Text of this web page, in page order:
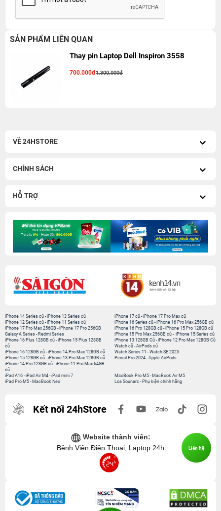
SẢN PHẨM LIÊN QUAN
Thay pin Laptop Dell Inspiron 3558
700.000đ1.300.000đ
VỀ 24HSTORE
CHÍNH SÁCH
HỖ TRỢ
iPhone 14 Series cũ -iPhone 13 Series cũ
iPhone 12 Series cũ -iPhone 11 Series cũ
iPhone 17 Pro Max 256GB -iPhone 17 Pro 256GB
Galaxy A Series - Redmi Series
iPhone 17 cũ-iPhone 17 Pro Max cũ
iPhone 16 Series cũ- iPhone 16 Pro Max 256GB cũ
iPhone 16 Pro 128GB cũ-iPhone 15 Pro 128GB cũ
iPhone 15 Pro Max 256GB cũ- iPhone 15 Series cũ
iPhone 16 Plus 128GB cũ -iPhone 15 Plus 128GB
cũ
iPhone 16 128GB cũ -iPhone 14 Pro Max 128GB cũ
iPhone 15 128GB cũ -iPhone 13 Pro Max 128GB cũ
iPhone 14 Pro 128GB cũ -iPhone 11 Pro Max 64GB
cũ
iPhone 13 128GB Cũ-iPhone 12 Pro Max 128GB Cũ
Watch cũ-AirPods cũ
Watch Series 11 -Watch SE 2025
Pencil Pro 2024-Apple AirPods
iPad A16 -iPad Air M4 -iPad mini 7
iPad Pro M5 - MacBook Neo
MacBook Pro M5- MacBook Air M5
Loa Sounarc- Phụ kiện chính hãng
Kết nối 24hStore
Website thành viên:
Bệnh Viện Điện Thoại, Laptop 24h
Liên hệ